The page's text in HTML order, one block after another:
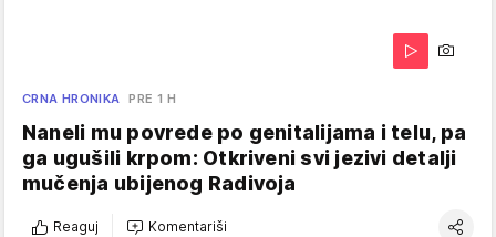
CRNA HRONIKA PRE 1 H
Naneli mu povrede po genitalijama i telu, pa
ga ugušili krpom: Otkriveni svi jezivi detalji
mučenja ubijenog Radivoja
Reaguj Komentariši